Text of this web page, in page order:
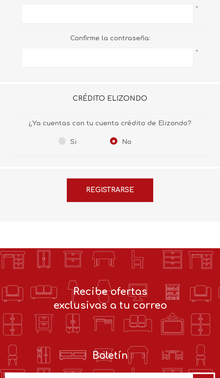
*
Confirme la contraseña:
*
CRÉDITO ELIZONDO
¿Ya cuentas con tu cuenta crédito de Elizondo?
Si No
Recibe ofertas
exclusivas a tu correo
Boletín